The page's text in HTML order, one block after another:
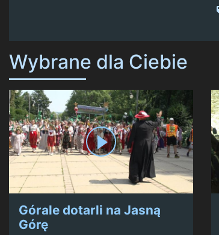
Wybrane dla Ciebie
Górale dotarli na Jasną
Górę